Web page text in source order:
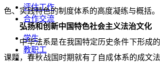
评估工作
合作交流
学生
教职工
色、实践特色的制度体系的高度凝练与概括。
弘扬和创新中国特色社会主义法治文化
中华法系是在我国特定历史条件下形成
课题，春秋战国时期就有了自成体系的成文